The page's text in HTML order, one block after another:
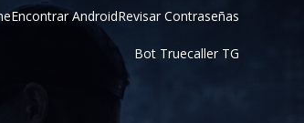
Encontrar AndroidRevisar Contraseñas
Bot Truecaller TG